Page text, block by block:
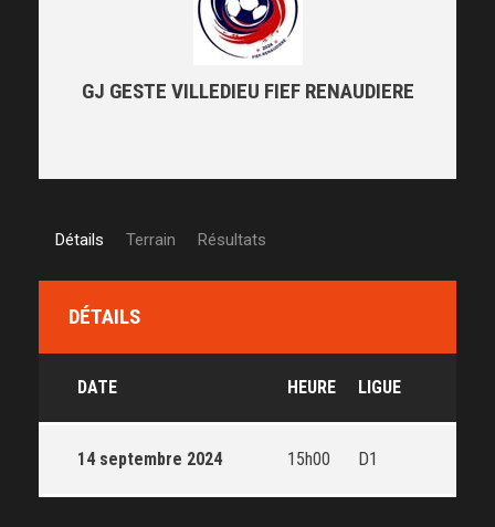
GJ GESTE VILLEDIEU FIEF RENAUDIERE
Détails Terrain Résultats
DÉTAILS
DATE HEURE LIGUE
14 septembre 2024 15h00 D1